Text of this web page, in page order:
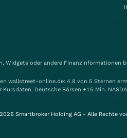
Widgets oder andere Finanzinformationen
wallstreet-online.de: 4.8 von 5 Sternen
Deutsche Börsen +15 Min.
Smartbroker Holding AG - Alle Rechte